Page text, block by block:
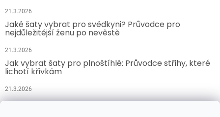
21.3.2026
Jaké šaty vybrat pro svědkyni? Průvodce pro
nejdůležitější ženu po nevěstě
21.3.2026
Jak vybrat šaty pro plnoštíhlé: Průvodce střihy, které
lichotí křivkám
21.3.2026